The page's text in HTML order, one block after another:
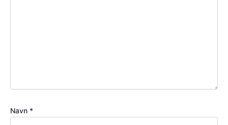
Navn *